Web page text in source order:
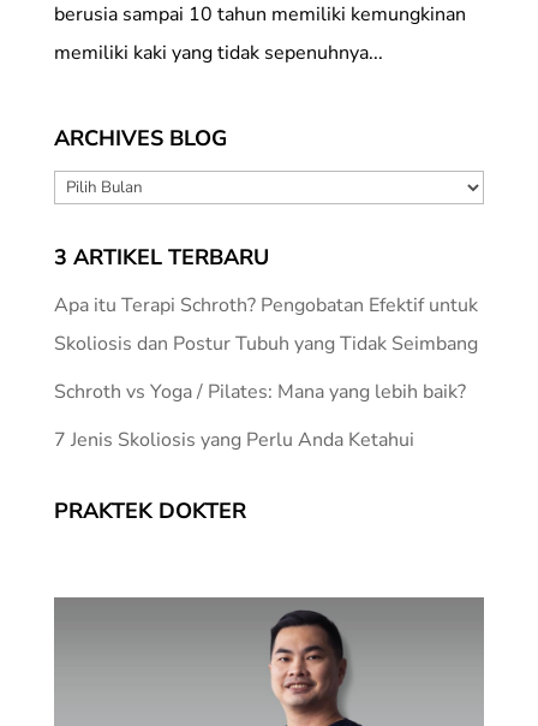
berusia sampai 10 tahun memiliki kemungkinan
memiliki kaki yang tidak sepenuhnya...
ARCHIVES BLOG
ARCHIVES
3 ARTIKEL TERBARU
Apa itu Terapi Schroth? Pengobatan Efektif untuk
Skoliosis dan Postur Tubuh yang Tidak Seimbang
Schroth vs Yoga / Pilates: Mana yang lebih baik?
7 Jenis Skoliosis yang Perlu Anda Ketahui
PRAKTEK DOKTER